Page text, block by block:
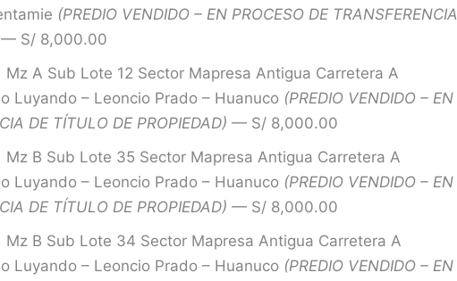
(PREDIO VENDIDO – EN PROCESO DE TRANSFERENCIA
— S/ 8,000.00
Mz A Sub Lote 12 Sector Mapresa Antigua Carretera A
Luyando – Leoncio Prado – Huanuco (PREDIO VENDIDO – EN
DE TÍTULO DE PROPIEDAD) — S/ 8,000.00
Mz B Sub Lote 35 Sector Mapresa Antigua Carretera A
Luyando – Leoncio Prado – Huanuco (PREDIO VENDIDO – EN
DE TÍTULO DE PROPIEDAD) — S/ 8,000.00
Mz B Sub Lote 34 Sector Mapresa Antigua Carretera A
Luyando – Leoncio Prado – Huanuco (PREDIO VENDIDO – EN